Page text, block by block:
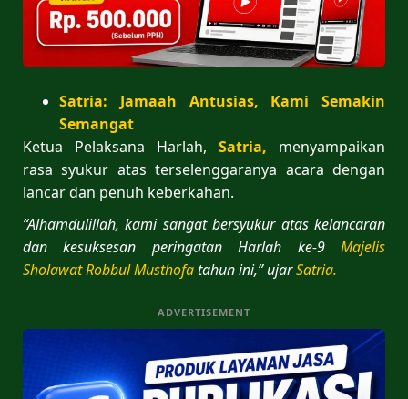
Satria: Jamaah Antusias, Kami Semakin
Semangat
Ketua Pelaksana Harlah, Satria, menyampaikan
rasa syukur atas terselenggaranya acara dengan
lancar dan penuh keberkahan.
“Alhamdulillah, kami sangat bersyukur atas kelancaran
dan kesuksesan peringatan Harlah ke-9 Majelis
Sholawat Robbul Musthofatahun ini,” ujarSatria.
ADVERTISEMENT